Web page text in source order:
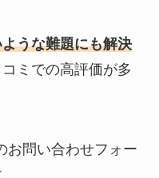
うな難題にも解決
ミでの高評価が多
お問い合わせフォー